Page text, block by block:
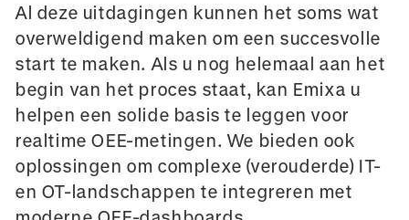
Al deze uitdagingen kunnen het soms wat
overweldigend maken om een succesvolle
start te maken. Als u nog helemaal aan het
begin van het proces staat, kan Emixa u
helpen een solide basis te leggen voor
realtime OEE-metingen. We bieden ook
oplossingen om complexe (verouderde) IT-
en OT-landschappen te integreren met